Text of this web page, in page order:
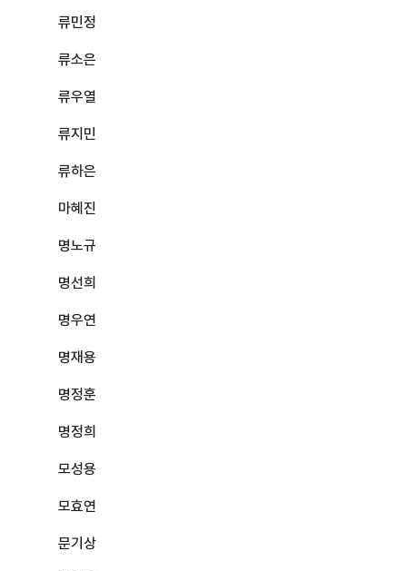
류민정
류소은
류우열
류지민
류하은
마혜진
명노규
명선희
명우연
명재용
명정훈
명정희
모성용
모효연
문기상